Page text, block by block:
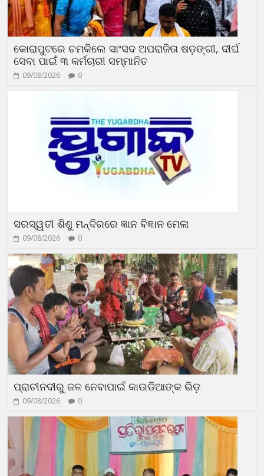
କୋରାପୁଟରେ ଚମକିଲେ ସାଂସଦ ଅପରାଜିତା ଷଡ଼ଙ୍ଗୀ, ଦୀର୍ଘ
ସେବା ପାଇଁ ୩ କର୍ମଚାରୀ ସମ୍ମାନିତ
09/08/2026 0
ସରସ୍ୱତୀ ଶିଶୁ ମନ୍ଦିରରେ ଜ୍ଞାନ ବିଜ୍ଞାନ ମେଳା
09/08/2026 0
ପ୍ରାଚୀନଦୀରୁ ଜଳ ନେବାପାଇଁ କାଉଡିଆଙ୍କ ଭିଡ଼
09/08/2026 0